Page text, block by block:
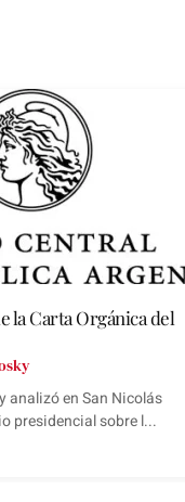
la Carta Orgánica del
analizó en San Nicolás
presidencial sobre l...